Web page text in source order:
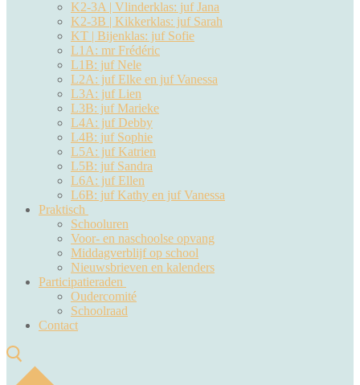
K2-3A | Vlinderklas: juf Jana
K2-3B | Kikkerklas: juf Sarah
KT | Bijenklas: juf Sofie
L1A: mr Frédéric
L1B: juf Nele
L2A: juf Elke en juf Vanessa
L3A: juf Lien
L3B: juf Marieke
L4A: juf Debby
L4B: juf Sophie
L5A: juf Katrien
L5B: juf Sandra
L6A: juf Ellen
L6B: juf Kathy en juf Vanessa
Praktisch
Schooluren
Voor- en naschoolse opvang
Middagverblijf op school
Nieuwsbrieven en kalenders
Participatieraden
Oudercomité
Schoolraad
Contact